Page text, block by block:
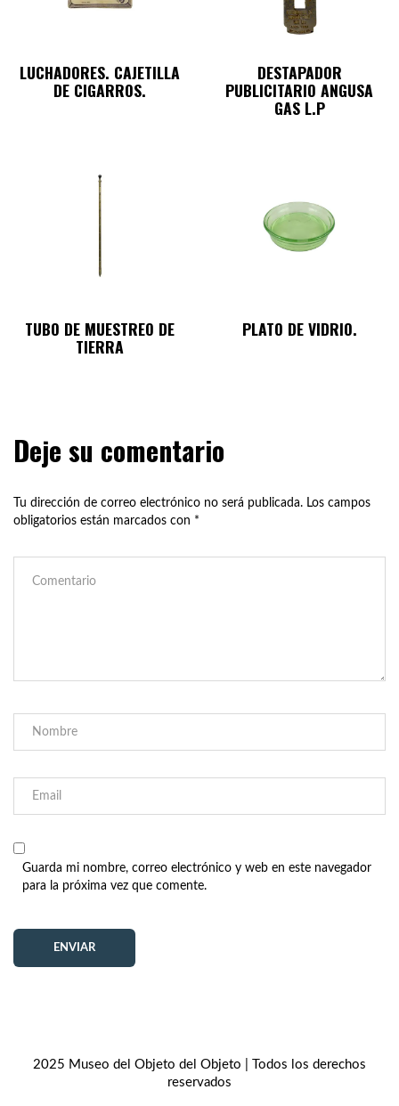
LUCHADORES. CAJETILLA
DE CIGARROS.
DESTAPADOR
PUBLICITARIO ANGUSA
GAS L.P
TUBO DE MUESTREO DE
TIERRA
PLATO DE VIDRIO.
Deje su comentario
Tu dirección de correo electrónico no será publicada. Los campos
obligatorios están marcados con *
Guarda mi nombre, correo electrónico y web en este navegador
para la próxima vez que comente.
2025 Museo del Objeto del Objeto | Todos los derechos
reservados